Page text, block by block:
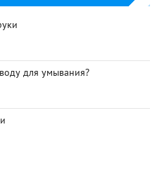
для умывания?